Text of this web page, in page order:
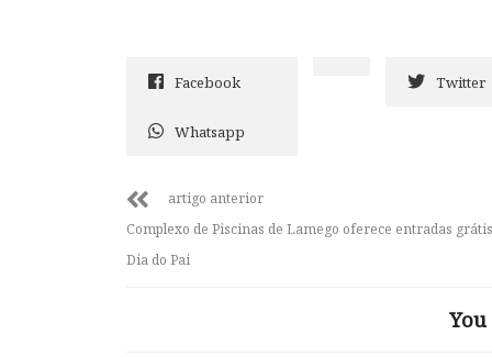
Facebook Twitter
Whatsapp
artigo anterior
Complexo de Piscinas de Lamego oferece entradas
Dia do Pai